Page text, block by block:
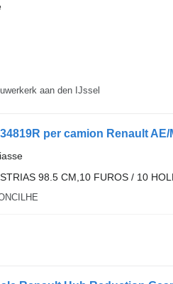
aan den IJssel
98.5 CM,10 FUROS / 10